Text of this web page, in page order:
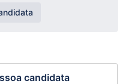
candidata